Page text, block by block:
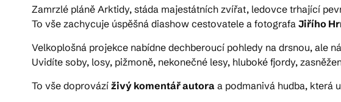
Zamrzlé pláně Arktidy, stáda majestátních zvířat, ledovce trhající
To vše zachycuje úspěšná diashow cestovatele a fotografa Jiřího
Velkoplošná projekce nabídne dechberoucí pohledy na drsnou, ale
Uvidíte soby, losy, pižmoně, nekonečné lesy, hluboké fjordy,
To vše doprovází živý komentář autora a podmanivá hudba, která